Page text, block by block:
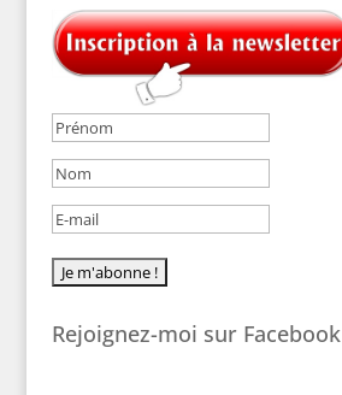
Rejoignez-moi sur Facebook